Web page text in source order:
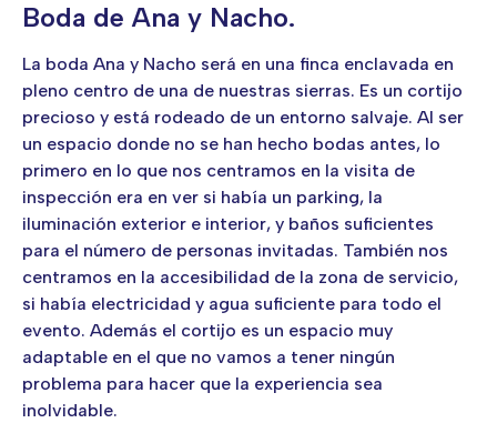
Boda de Ana y Nacho.
La boda Ana y Nacho será en una finca enclavada en
pleno centro de una de nuestras sierras. Es un cortijo
precioso y está rodeado de un entorno salvaje. Al ser
un espacio donde no se han hecho bodas antes, lo
primero en lo que nos centramos en la visita de
inspección era en ver si había un parking, la
iluminación exterior e interior, y baños suficientes
para el número de personas invitadas. También nos
centramos en la accesibilidad de la zona de servicio,
si había electricidad y agua suficiente para todo el
evento. Además el cortijo es un espacio muy
adaptable en el que no vamos a tener ningún
problema para hacer que la experiencia sea
inolvidable.